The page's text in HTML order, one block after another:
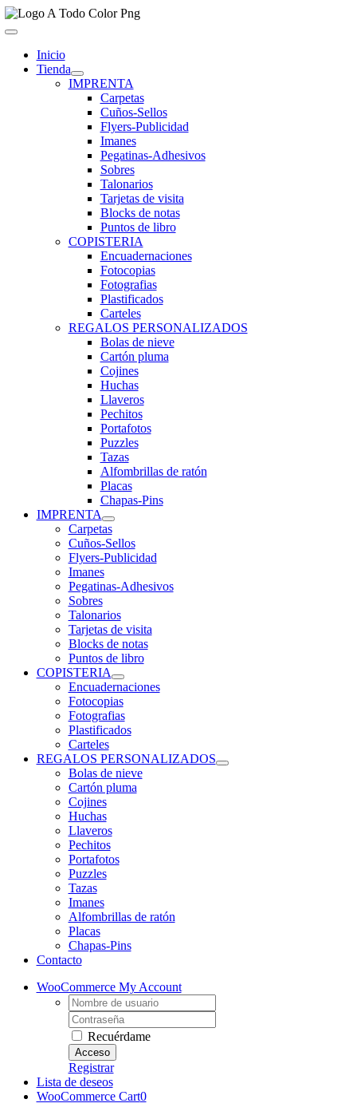
Saltar
al
Toggle
Navigation
Inicio
Tienda
IMPRENTA
Carpetas
Cuños-Sellos
Flyers-Publicidad
Imanes
Pegatinas-Adhesivos
Sobres
Talonarios
Tarjetas de visita
Blocks de notas
Puntos de libro
COPISTERIA
Encuadernaciones
Fotocopias
Fotografias
Plastificados
Carteles
REGALOS PERSONALIZADOS
Bolas de nieve
Cartón pluma
Cojines
Huchas
Llaveros
Pechitos
Portafotos
Puzzles
Tazas
Alfombrillas de ratón
Placas
Chapas-Pins
IMPRENTA
Carpetas
Cuños-Sellos
Flyers-Publicidad
Imanes
Pegatinas-Adhesivos
Sobres
Talonarios
Tarjetas de visita
Blocks de notas
Puntos de libro
COPISTERIA
Encuadernaciones
Fotocopias
Fotografias
Plastificados
Carteles
REGALOS PERSONALIZADOS
Bolas de nieve
Cartón pluma
Cojines
Huchas
Llaveros
Pechitos
Portafotos
Puzzles
Tazas
Imanes
Alfombrillas de ratón
Placas
Chapas-Pins
Contacto
WooCommerce My Account
Username:
Contraseña
Recuérdame
Registrar
Lista de deseos
WooCommerce Cart0